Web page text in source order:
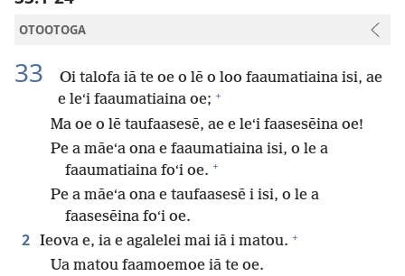
OTOOTOGA
33
Oi talofa iā te oe o lē o loo faaumatiaina isi, ae
e leʻi faaumatiaina oe; +
Ma oe o lē taufaasesē, ae e leʻi faasesēina oe!
Pe a māeʻa ona e faaumatiaina isi, o le a
faaumatiaina foʻi oe. +
Pe a māeʻa ona e taufaasesē i isi, o le a
faasesēina foʻi oe.
2 Ieova e, ia e agalelei mai iā i matou. +
Ua matou faamoemoe iā te oe.